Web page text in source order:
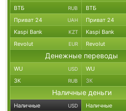
ВТБ RUB ВТБ
Приват 24 UAH Приват 24
Kaspi Bank KZT Kaspi Bank
Revolut EUR Revolut
Денежные переводы
WU USD WU
ЗК RUB ЗК
Наличные деньги
Наличные USD Наличные